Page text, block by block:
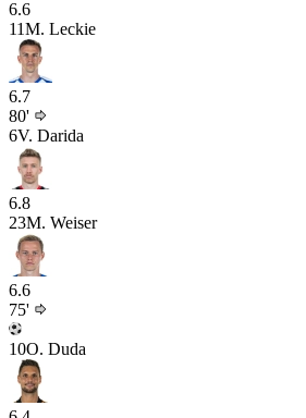
6.6
11M. Leckie
6.7
80'
6V. Darida
6.8
23M. Weiser
6.6
75'
10O. Duda